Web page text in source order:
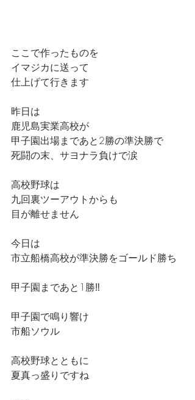
ここで作ったものを
イマジカに送って
仕上げて行きます
昨日は
鹿児島実業高校が
甲子園出場まであと2勝の準決勝で
死闘の末、サヨナラ負けで涙
高校野球は
九回裏ツーアウトからも
目が離せません
今日は
市立船橋高校が準決勝をゴールド勝ち
甲子園まであと1勝‼️
甲子園で鳴り響け
市船ソウル
高校野球とともに
夏真っ盛りですね